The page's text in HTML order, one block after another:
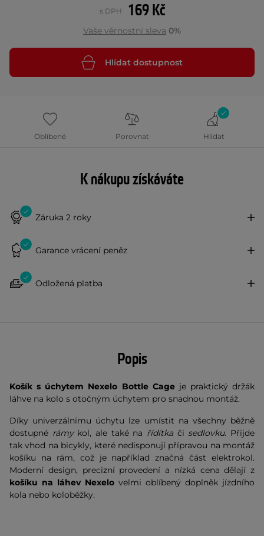
169 Kč
s DPH
Vaše věrnostní sleva 0%
Hlídat dostupnost
Oblíbené Porovnat Hlídat
K nákupu získáváte
Záruka 2 roky
Garance vrácení peněz
Odložená platba
Popis
Košík s úchytem Nexelo Bottle Cageje praktický držák
láhve na kolo s otočným úchytem pro snadnou montáž.
Díky univerzálnímu úchytu lze umístit na všechny běžně
dostupné rámy kol, ale také na řídítka či sedlovku. Přijde
tak vhod na bicykly, které nedisponují přípravou na montáž
košíku na rám, což je například značná část elektrokol.
Moderní design, precizní provedení a nízká cena dělají z
košíku na láhev Nexelo velmi oblíbený doplněk jízdního
kola nebo koloběžky.